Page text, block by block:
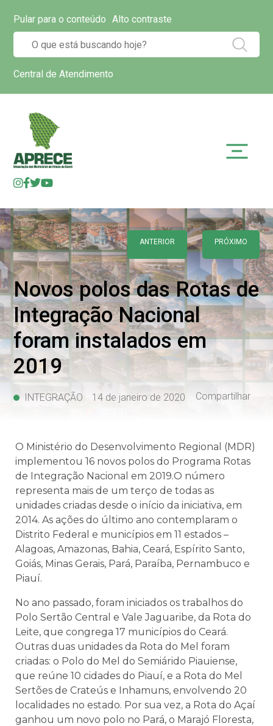
Pular para o conteúdo Alto contraste
Central de Atendimento
ANTERIOR PRÓXIMO
Novos polos das Rotas de
Integração Nacional
foram instalados em
2019
INTEGRAÇÃO 14 de janeiro de 2020 Compartilhar
O Ministério do Desenvolvimento Regional (MDR)
implementou 16 novos polos do Programa Rotas
de Integração Nacional em 2019.O número
representa mais de um terço de todas as
unidades criadas desde o início da iniciativa, em
2014. As ações do último ano contemplaram o
Distrito Federal e municípios em 11 estados –
Alagoas, Amazonas, Bahia, Ceará, Espírito Santo,
Goiás, Minas Gerais, Pará, Paraíba, Pernambuco e
Piauí.
No ano passado, foram iniciados os trabalhos do
Polo Sertão Central e Vale Jaguaribe, da Rota do
Leite, que congrega 17 municípios do Ceará.
Outras duas unidades da Rota do Mel foram
criadas: o Polo do Mel do Semiárido Piauiense,
que reúne 10 cidades do Piauí, e a Rota do Mel
Sertões de Crateús e Inhamuns, envolvendo 20
localidades no estado. Por sua vez, a Rota do Açaí
ganhou um novo polo no Pará, o Marajó Floresta,